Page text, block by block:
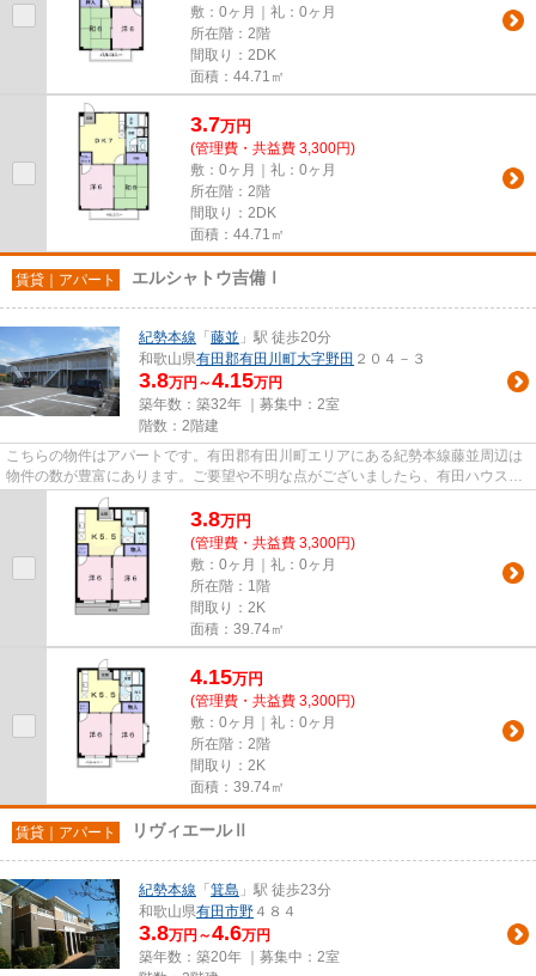
敷：0ヶ月｜礼：0ヶ月
所在階：2階
間取り：2DK
面積：44.71㎡
3.7万円
(管理費・共益費 3,300円)
敷：0ヶ月｜礼：0ヶ月
所在階：2階
間取り：2DK
面積：44.71㎡
賃貸｜アパート エルシャトウ吉備Ⅰ
紀勢本線 「 藤並 」駅 徒歩20分
和歌山県有田郡有田川町大字野田 ２０４－３
3.8万円～4.15万円
築年数：築32年 ｜募集中： 2室
階数：2階建
こちらの物件はアパートです。有田郡有田川町エリアにある紀勢本線藤並周辺は
物件の数が豊富にあります。ご要望や不明な点がございましたら、有田ハウスに
ご連絡下さい。
3.8万円
(管理費・共益費 3,300円)
敷：0ヶ月｜礼：0ヶ月
所在階：1階
間取り：2K
面積：39.74㎡
4.15万円
(管理費・共益費 3,300円)
敷：0ヶ月｜礼：0ヶ月
所在階：2階
間取り：2K
面積：39.74㎡
賃貸｜アパート リヴィエールⅡ
紀勢本線 「 箕島 」駅 徒歩23分
和歌山県有田市野 ４８４
3.8万円～4.6万円
築年数：築20年 ｜募集中： 2室